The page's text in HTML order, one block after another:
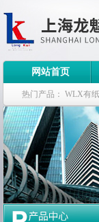
网站首页
热门产品： WLX有
WDK流量定量控制柜